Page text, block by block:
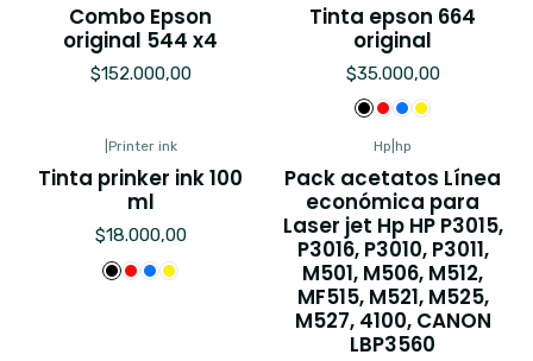
Combo Epson
original 544 x4
$152.000,00
Tinta epson 664
original
$35.000,00
Printer ink
Tinta prinker ink 100
ml
$18.000,00
Hp hp
Pack acetatos Línea
económica para
Laser jet Hp HP P3015,
P3016, P3010, P3011,
M501, M506, M512,
MF515, M521, M525,
M527, 4100, CANON
LBP3560